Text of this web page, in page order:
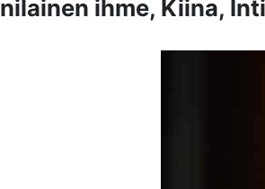
ihme, Kiina,